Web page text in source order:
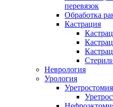
перевязок
Обработка
Кастрация
Неврология
Урология
Уретростомия